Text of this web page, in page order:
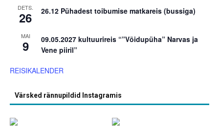
DETS.
26 26.12 Pühadest toibumise matkareis (bussiga)
MAI
9
09.05.2027 kultuurireis “”Võidupüha” Narvas ja
Vene piiril”
REISIKALENDER
Värsked rännupildid Instagramis